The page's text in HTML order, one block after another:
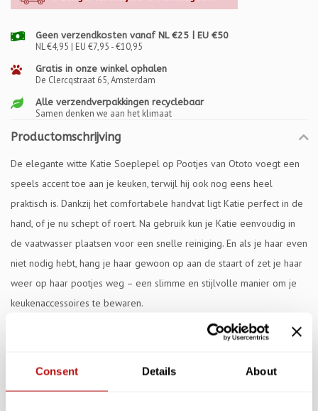
Consent Details About
Geen verzendkosten vanaf NL €25 | EU €50
NL €4,95 | EU €7,95 - €10,95
Gratis in onze winkel ophalen
De Clercqstraat 65, Amsterdam
Alle verzendverpakkingen recyclebaar
Samen denken we aan het klimaat
Productomschrijving
De elegante witte Katie Soeplepel op Pootjes van Ototo voegt een
speels accent toe aan je keuken, terwijl hij ook nog eens heel
praktisch is. Dankzij het comfortabele handvat ligt Katie perfect in de
hand, of je nu schept of roert. Na gebruik kun je Katie eenvoudig in
de vaatwasser plaatsen voor een snelle reiniging. En als je haar even
niet nodig hebt, hang je haar gewoon op aan de staart of zet je haar
weer op haar pootjes weg – een slimme en stijlvolle manier om je
keukenaccessoires te bewaren.
Reviews